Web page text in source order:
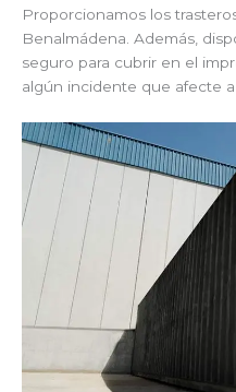
Proporcionamos los
Benalmádena. Además,
seguro para cubrir en el
algún incidente que afecte